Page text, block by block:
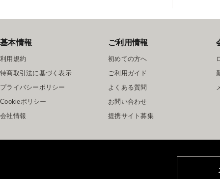
基本情報
利用規約
特商取引法に基づく表示
プライバシーポリシー
Cookieポリシー
会社情報
ご利用情報
初めての方へ
ご利用ガイド
よくある質問
お問い合わせ
提携サイト募集